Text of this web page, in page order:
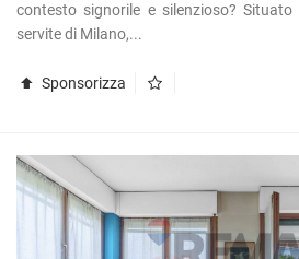
contesto signorile e silenzioso?
servite di Milano,...
Sponsorizza